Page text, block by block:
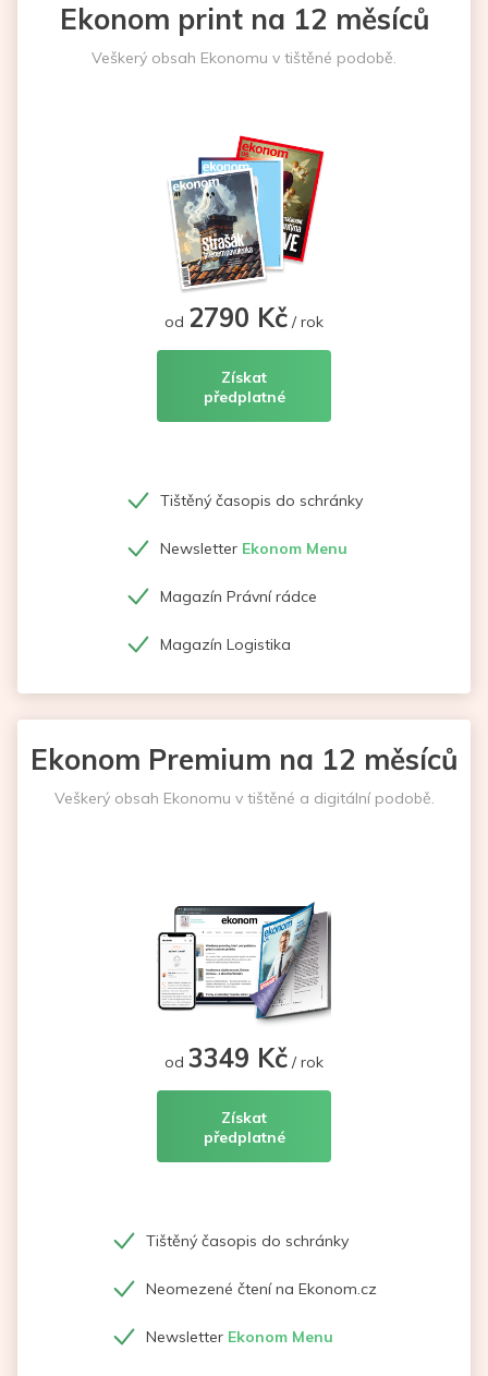
Ekonom print na 12 měsíců
Veškerý obsah Ekonomu v tištěné podobě.
od 2790 Kč / rok
Získat
předplatné
Tištěný časopis do schránky
Newsletter Ekonom Menu
Magazín Právní rádce
Magazín Logistika
Ekonom Premium na 12 měsíců
Veškerý obsah Ekonomu v tištěné a digitální podobě.
od 3349 Kč / rok
Získat
předplatné
Tištěný časopis do schránky
Neomezené čtení na Ekonom.cz
Newsletter Ekonom Menu